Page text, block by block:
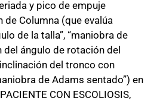
y pico de empuje
de Columna (que evalúa
de la talla”, “maniobra de
del ángulo de rotación del
del tronco con
de Adams sentado”) en
CON ESCOLIOSIS,